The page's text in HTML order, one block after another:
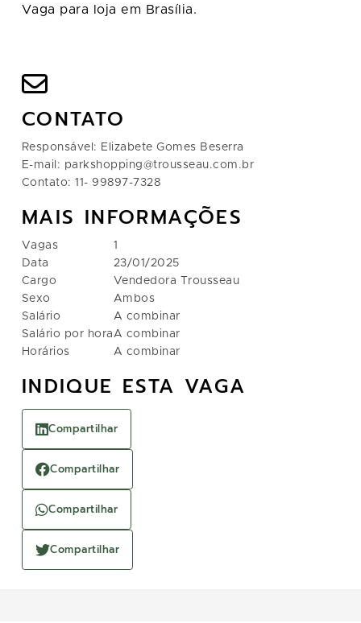
CONTATO
Responsável: Elizabete Gomes Beserra
E-mail: parkshopping@trousseau.com.br
Contato: 11- 99897-7328
MAIS INFORMAÇÕES
Vagas
Data
Cargo
Sexo
Salário
Salário por hora
Horários
1
23/01/2025
Vendedora Trousseau
Ambos
A combinar
A combinar
A combinar
INDIQUE ESTA VAGA
Compartilhar
Compartilhar
Compartilhar
Compartilhar
Vaga para loja em Brasília.